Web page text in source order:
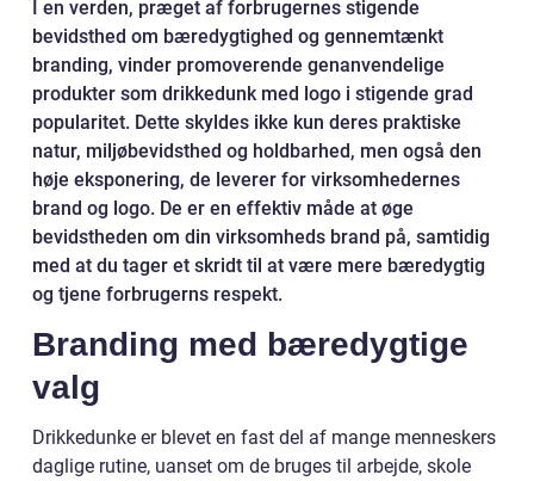
I en verden, præget af forbrugernes stigende
bevidsthed om bæredygtighed og gennemtænkt
branding, vinder promoverende genanvendelige
produkter som drikkedunk med logo i stigende grad
popularitet. Dette skyldes ikke kun deres praktiske
natur, miljøbevidsthed og holdbarhed, men også den
høje eksponering, de leverer for virksomhedernes
brand og logo. De er en effektiv måde at øge
bevidstheden om din virksomheds brand på, samtidig
med at du tager et skridt til at være mere bæredygtig
og tjene forbrugerns respekt.
Branding med bæredygtige
valg
Drikkedunke er blevet en fast del af mange menneskers
daglige rutine, uanset om de bruges til arbejde, skole